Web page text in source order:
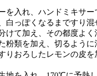
入れ、ハンドミキサー
っぽくなるまですり混
けて加え、その都度よく
類を加え、切るように
おろしたレモンの皮を